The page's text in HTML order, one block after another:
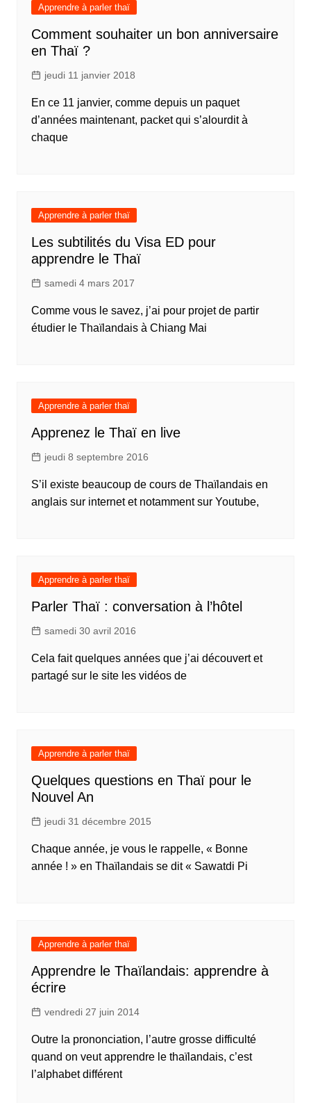
Apprendre à parler thaï
Comment souhaiter un bon anniversaire
en Thaï ?
jeudi 11 janvier 2018
En ce 11 janvier, comme depuis un paquet
d’années maintenant, packet qui s’alourdit à
chaque
Apprendre à parler thaï
Les subtilités du Visa ED pour
apprendre le Thaï
samedi 4 mars 2017
Comme vous le savez, j’ai pour projet de partir
étudier le Thaïlandais à Chiang Mai
Apprendre à parler thaï
Apprenez le Thaï en live
jeudi 8 septembre 2016
S’il existe beaucoup de cours de Thaïlandais en
anglais sur internet et notamment sur Youtube,
Apprendre à parler thaï
Parler Thaï : conversation à l’hôtel
samedi 30 avril 2016
Cela fait quelques années que j’ai découvert et
partagé sur le site les vidéos de
Apprendre à parler thaï
Quelques questions en Thaï pour le
Nouvel An
jeudi 31 décembre 2015
Chaque année, je vous le rappelle, « Bonne
année ! » en Thaïlandais se dit « Sawatdi Pi
Apprendre à parler thaï
Apprendre le Thaïlandais: apprendre à
écrire
vendredi 27 juin 2014
Outre la prononciation, l’autre grosse difficulté
quand on veut apprendre le thaïlandais, c’est
l’alphabet différent